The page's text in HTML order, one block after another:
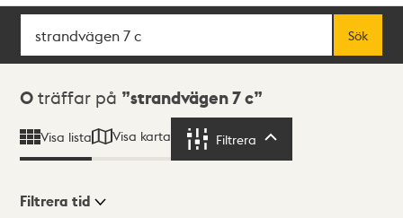
Sök
Sök
Sökresultat
0 träffar på strandvägen 7 c
Visa lista Visa karta Filtrera
Filtrera tid